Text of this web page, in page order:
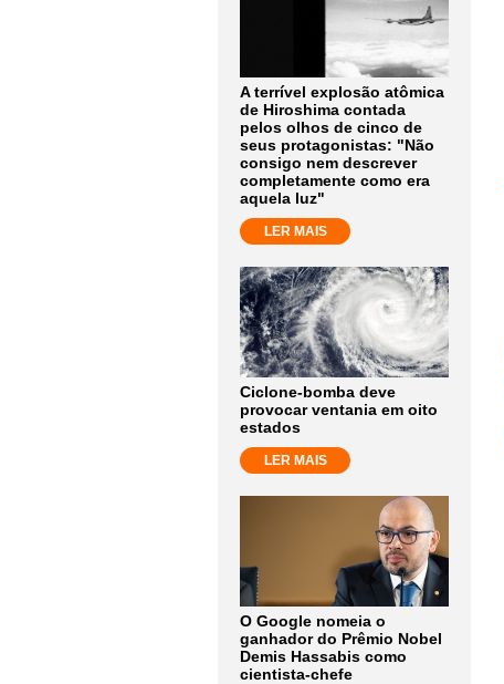
A terrível explosão atômica
de Hiroshima contada
pelos olhos de cinco de
seus protagonistas: "Não
consigo nem descrever
completamente como era
aquela luz"
LER MAIS
Ciclone-bomba deve
provocar ventania em oito
estados
LER MAIS
O Google nomeia o
ganhador do Prêmio Nobel
Demis Hassabis como
cientista-chefe